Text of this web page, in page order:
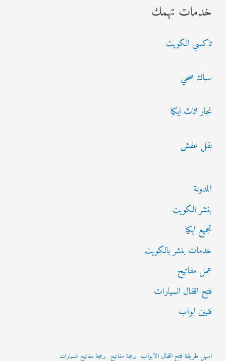
ح
ع
خدمات تهمك
تاكسي الكويت
سباك صحي
نجار اثاث ايكيا
نقل عفش
المدونة
بنشر الكويت
تجميع ايكيا
خدمات بنشر بالكويت
عمل مفاتيح
فتح اقفال السيارات
فنيين ابواب
اسهل طريقة فتح اقفال الابواب برمجة مفاتيح برمجة مفاتيح السيارات